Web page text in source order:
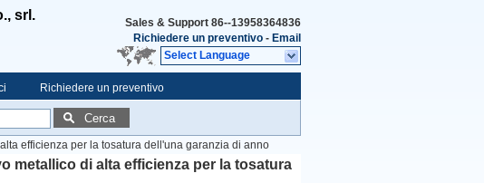
srl. Sales & Support 86--13958364836
Richiedere un preventivo - Email
Select Language
Richiedere un preventivo
Cerca
efficienza per la tosatura dell'una garanzia di anno
metallico di alta efficienza per la tosatura